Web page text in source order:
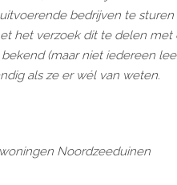
bedrijven te
het verzoek dit te delen
(maar niet iedereen
als ze er wél van weten.
Noordzeeduinen